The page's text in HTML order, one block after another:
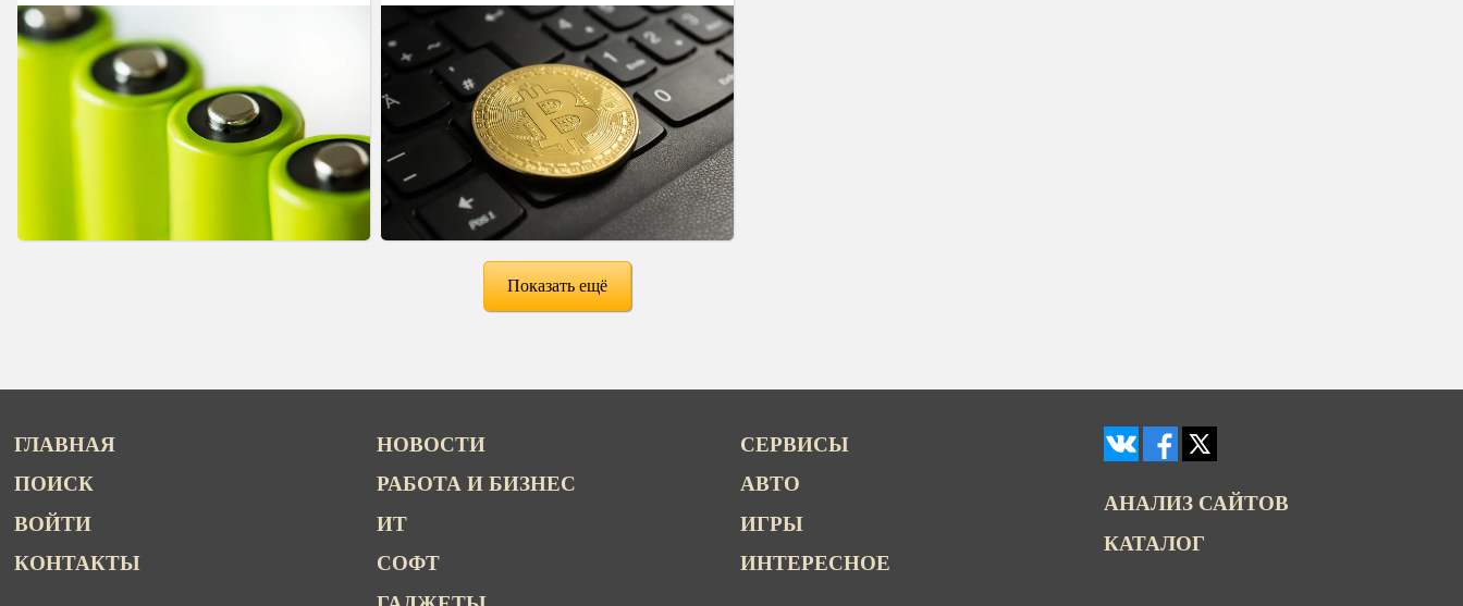
Показать ещё
ГЛАВНАЯ
ПОИСК
ВОЙТИ
КОНТАКТЫ
НОВОСТИ
РАБОТА И БИЗНЕС
ИТ
СОФТ
СЕРВИСЫ
АВТО
ИГРЫ
ИНТЕРЕСНОЕ
АНАЛИЗ САЙТОВ
КАТАЛОГ